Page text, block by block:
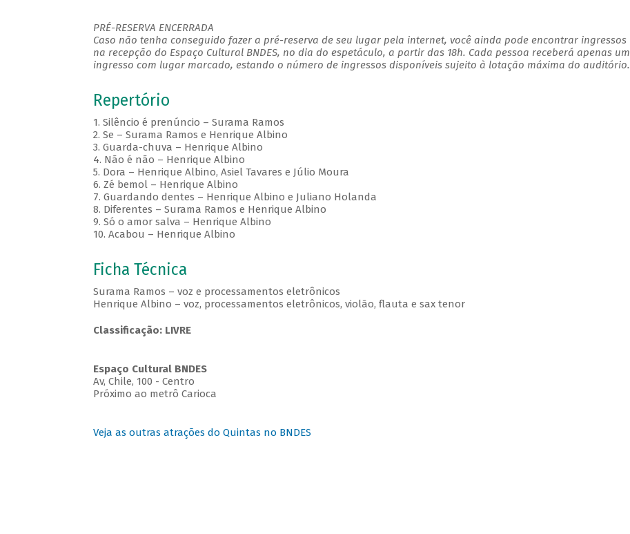
PRÉ-RESERVA ENCERRADA
Caso não tenha conseguido fazer a pré-reserva de seu lugar pela internet, você ainda pode encontrar ingressos
na recepção do Espaço Cultural BNDES, no dia do espetáculo, a partir das 18h. Cada pessoa receberá apenas um
ingresso com lugar marcado, estando o número de ingressos disponíveis sujeito à lotação máxima do auditório.
Repertório
1. Silêncio é prenúncio – Surama Ramos
2. Se – Surama Ramos e Henrique Albino
3. Guarda-chuva – Henrique Albino
4. Não é não – Henrique Albino
5. Dora – Henrique Albino, Asiel Tavares e Júlio Moura
6. Zé bemol – Henrique Albino
7. Guardando dentes – Henrique Albino e Juliano Holanda
8. Diferentes – Surama Ramos e Henrique Albino
9. Só o amor salva – Henrique Albino
10. Acabou – Henrique Albino
Ficha Técnica
Surama Ramos – voz e processamentos eletrônicos
Henrique Albino – voz, processamentos eletrônicos, violão, flauta e sax tenor
Classificação: LIVRE
Espaço Cultural BNDES
Av, Chile, 100 - Centro
Próximo ao metrô Carioca
Veja as outras atrações do Quintas no BNDES